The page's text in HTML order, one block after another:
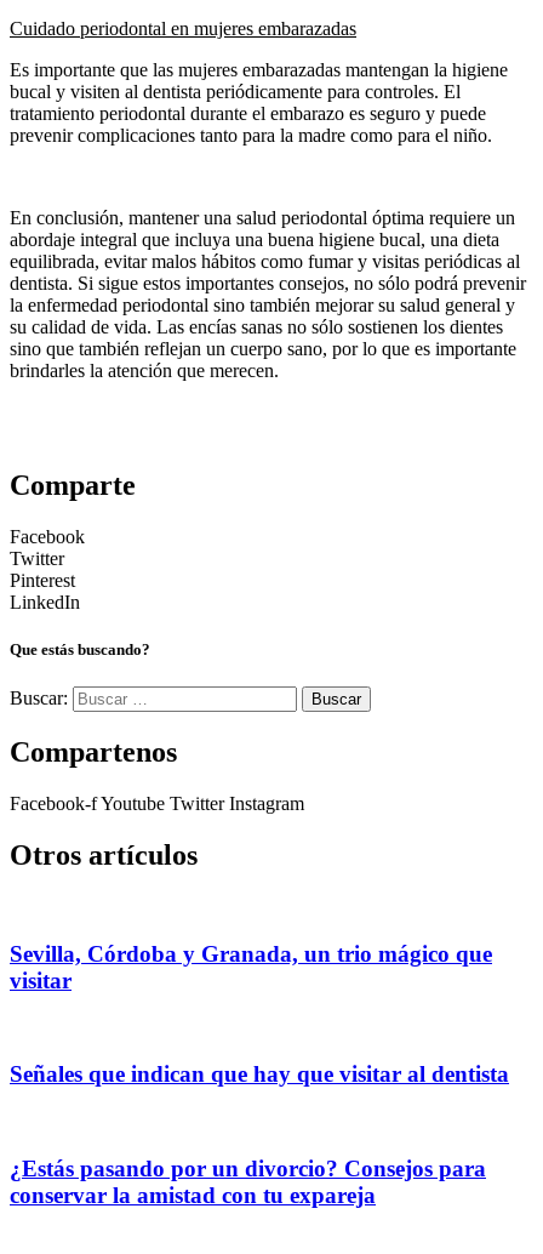
Cuidado periodontal en mujeres embarazadas
Es importante que las mujeres embarazadas mantengan la higiene
bucal y visiten al dentista periódicamente para controles. El
tratamiento periodontal durante el embarazo es seguro y puede
prevenir complicaciones tanto para la madre como para el niño.
En conclusión, mantener una salud periodontal óptima requiere un
abordaje integral que incluya una buena higiene bucal, una dieta
equilibrada, evitar malos hábitos como fumar y visitas periódicas al
dentista. Si sigue estos importantes consejos, no sólo podrá prevenir
la enfermedad periodontal sino también mejorar su salud general y
su calidad de vida. Las encías sanas no sólo sostienen los dientes
sino que también reflejan un cuerpo sano, por lo que es importante
brindarles la atención que merecen.
Comparte
Facebook
Twitter
Pinterest
LinkedIn
Que estás buscando?
Buscar:
Compartenos
Facebook-fYoutube Twitter Instagram
Otros artículos
Sevilla, Córdoba y Granada, un trio mágico que
visitar
Señales que indican que hay que visitar al dentista
¿Estás pasando por un divorcio? Consejos para
conservar la amistad con tu expareja